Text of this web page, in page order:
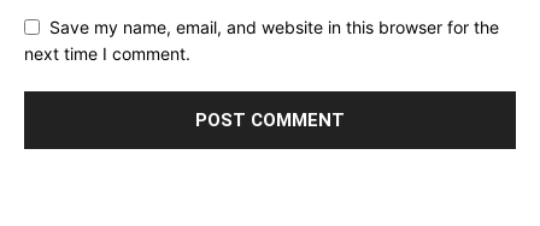
Save my name, email, and website in this browser for the
next time I comment.